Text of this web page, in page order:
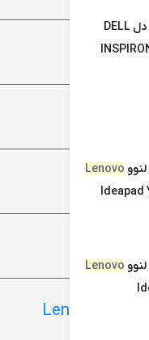
ال سی دی لپ تاپ دل DELL
Lenovo
Ideapad
Lenovo